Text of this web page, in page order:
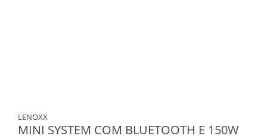
LENOXX
MINI SYSTEM COM BLUETOOTH E 150W